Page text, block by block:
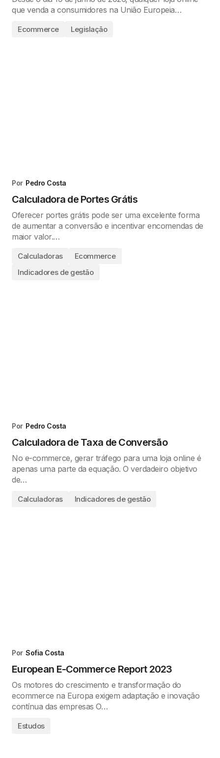
que venda a consumidores na União Europeia…
Ecommerce Legislação
Por Pedro Costa
Calculadora de Portes Grátis
Oferecer portes grátis pode ser uma excelente forma
de aumentar a conversão e incentivar encomendas de
maior valor.…
Calculadoras
Ecommerce
Indicadores de gestão
Por Pedro Costa
Calculadora de Taxa de Conversão
No e-commerce, gerar tráfego para uma loja online é
apenas uma parte da equação. O verdadeiro objetivo
de…
Calculadoras Indicadores de gestão
Por Sofia Costa
European E-Commerce Report 2023
Os motores do crescimento e transformação do
ecommerce na Europa exigem adaptação e inovação
contínua das empresas O…
Estudos